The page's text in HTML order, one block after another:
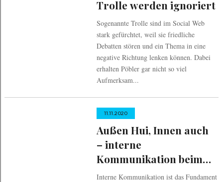
Trolle werden ignoriert
Sogenannte Trolle sind im Social Web
stark gefürchtet, weil sie friedliche
Debatten stören und ein Thema in eine
negative Richtung lenken können. Dabei
erhalten Pöbler gar nicht so viel
Aufmerksam...
11.11.2020
Außen Hui, Innen auch
– interne
Kommunikation beim
Employer-Branding
Interne Kommunikation ist das Fundament